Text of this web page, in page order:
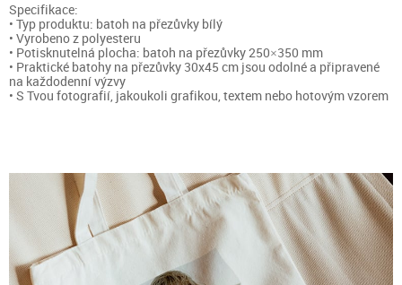
Specifikace:
• Typ produktu: batoh na přezůvky bílý
• Vyrobeno z polyesteru
• Potisknutelná plocha: batoh na přezůvky 250×350 mm
• Praktické batohy na přezůvky 30x45 cm jsou odolné a připravené
na každodenní výzvy
• S Tvou fotografií, jakoukoli grafikou, textem nebo hotovým vzorem